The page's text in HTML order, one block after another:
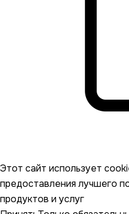
Этот сайт использует
предоставления лучшего
продуктов и услуг